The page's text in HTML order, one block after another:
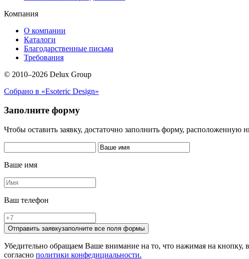
Компания
О компании
Каталоги
Благодарственные письма
Требования
© 2010–2026 Delux Group
Собрано в «Esoteric Design»
Заполните форму
Чтобы оставить заявку, достаточно заполнить форму, расположенную
Ваше имя
Ваш телефон
Отправить заявкузаполните все поля формы
Убедительно обращаем Ваше внимание на то, что нажимая на кнопку,
согласно политики конфедициальности.